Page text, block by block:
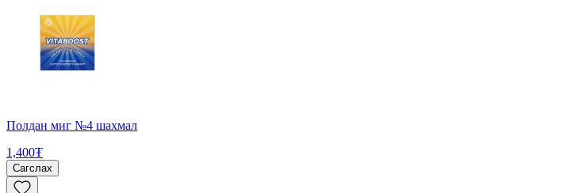
Полдан миг №4 шахмал
1,400₮
Сагслах